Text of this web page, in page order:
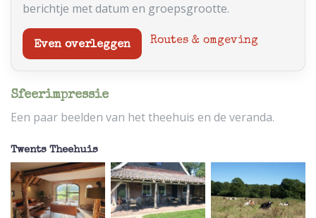
berichtje met datum en groepsgrootte.
Even overleggen Routes & omgeving
Sfeerimpressie
Een paar beelden van het theehuis en de veranda.
Twents Theehuis